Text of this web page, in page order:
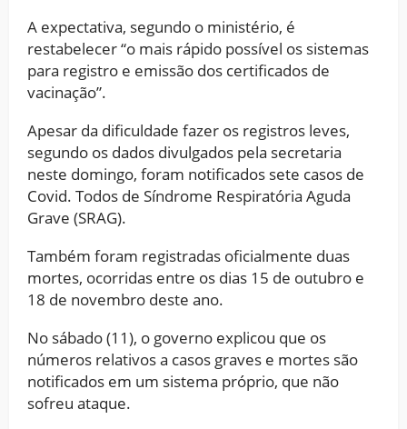
A expectativa, segundo o ministério, é
restabelecer “o mais rápido possível os sistemas
para registro e emissão dos certificados de
vacinação”.
Apesar da dificuldade fazer os registros leves,
segundo os dados divulgados pela secretaria
neste domingo, foram notificados sete casos de
Covid. Todos de Síndrome Respiratória Aguda
Grave (SRAG).
Também foram registradas oficialmente duas
mortes, ocorridas entre os dias 15 de outubro e
18 de novembro deste ano.
No sábado (11), o governo explicou que os
números relativos a casos graves e mortes são
notificados em um sistema próprio, que não
sofreu ataque.